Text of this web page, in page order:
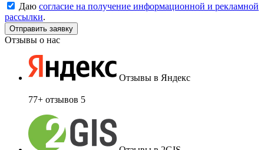
Даю согласие на получение информационной и рекламной
рассылки.
Отзывы о нас
Отзывы в Яндекс
77+ отзывов 5